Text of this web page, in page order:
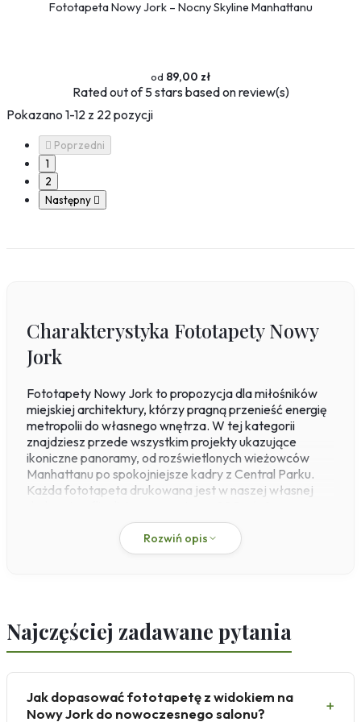
Fototapeta Nowy Jork – Nocny Skyline Manhattanu
89,00 zł
Ratedout of 5 stars based onreview(s)
Pokazano 1-12 z 22 pozycji
 Poprzedni
1
2
Następny 
Charakterystyka Fototapety Nowy
Jork
Fototapety Nowy Jork to propozycja dla miłośników
miejskiej architektury, którzy pragną przenieść energię
metropolii do własnego wnętrza. W tej kategorii
znajdziesz przede wszystkim projekty ukazujące
ikoniczne panoramy, od rozświetlonych wieżowców
Manhattanu po spokojniejsze kadry z Central Parku.
Każda fototapeta drukowana jest w naszej własnej
gwarantuje trwałość i łatwość montażu – naklejasz klej
bezpośrednio na ścianę (system paste-the-wall). Druk
lateksowy zapewnia odporność na wilgoć i ścieranie,
fototapety nowojorskie możesz dopasować do każdej
przestrzeni. Szczególnie polecamy je do salonu, sypialni
wodę czy słońce za chmurami idealnie wpisują się w styl
nowoczesny, skandynawski i klasyczny. Nasi projektanci
Rozwiń opis
Najczęściej zadawane pytania
Jak dopasować fototapetę z widokiem na
Nowy Jork do nowoczesnego salonu?
+